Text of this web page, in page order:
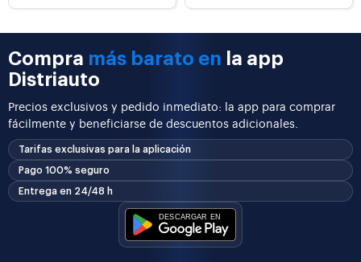
Compra más barato en la app
Distriauto
Precios exclusivos y pedido inmediato: la app para comprar
fácilmente y beneficiarse de descuentos adicionales.
Tarifas exclusivas para la aplicación
Pago 100% seguro
Entrega en 24/48 h